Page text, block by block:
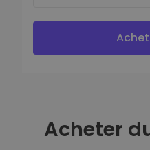
Acheter